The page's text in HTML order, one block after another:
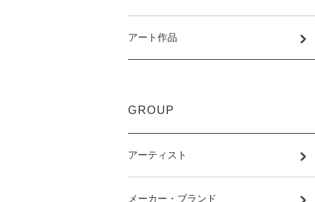
アート作品
GROUP
アーティスト
メーカー・ブランド